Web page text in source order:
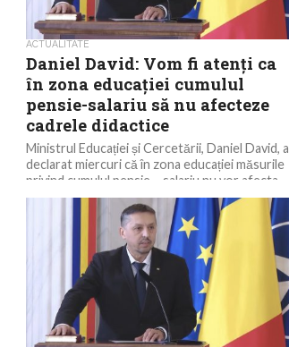
ACTUALITATE
Daniel David: Vom fi atenți ca
în zona educației cumulul
pensie-salariu să nu afecteze
cadrele didactice
Ministrul Educației și Cercetării, Daniel David, a
declarat miercuri că în zona educației măsurile
privind cumulul pensie – salariu nu vor afecta...